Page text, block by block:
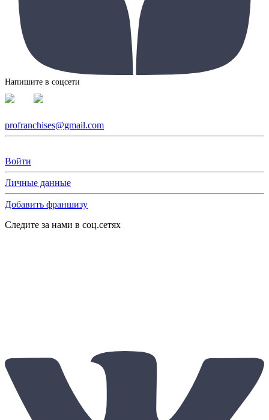
Напишите в соцсети
profranchises@gmail.com
Войти
Личные данные
Добавить франшизу
Следите за нами в соц.сетях